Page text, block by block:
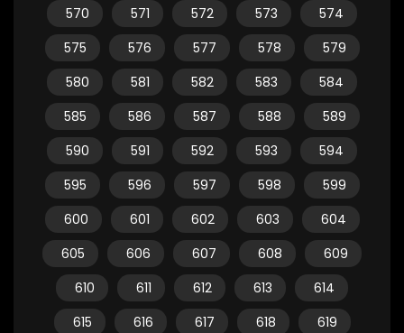
570
571 572 573
574
575
576 577 578
579
580
581 582 583
584
585
586 587 588
589
590
591 592 593
594
595
596 597 598
599
600
601 602 603
604
605
606 607 608
609
610
611 612 613
614
615
616 617 618
619